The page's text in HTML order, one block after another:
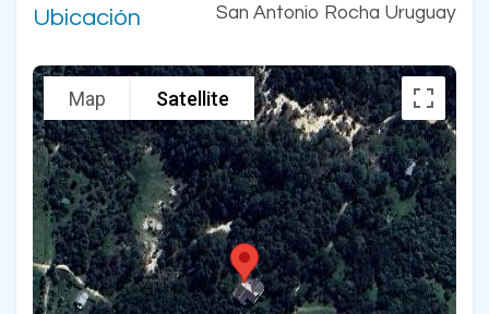
Ubicación San Antonio Rocha Uruguay
Map Satellite